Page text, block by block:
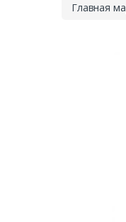
Главная